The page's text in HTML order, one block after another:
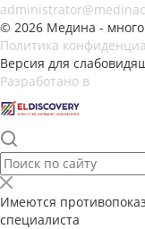
© 2026 Медина -
Политика
Версия для
Разработано в
Имеются
специалиста